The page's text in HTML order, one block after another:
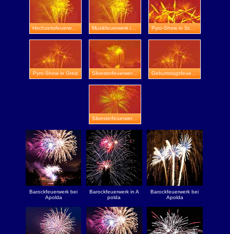
Hochzeitsfeuerwerk in Burg Posterstein Musikfeuerwerk in Apolda Pyro-Show in Schloss Friedenstein
Pyro-Show in Greiz Silvesterfeuerwerk in Sondershausen Geburtstagsfeuerwerk in Utzberg
Silvesterfeuerwerk in Stadtroda
Barockfeuerwerk bei
Apolda
Barockfeuerwerk in A
polda
Barockfeuerwerk bei
Apolda